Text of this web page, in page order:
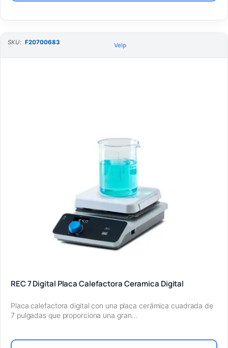
SKU: F20700683 Velp
REC 7 Digital Placa Calefactora Ceramica Digital
Placa calefactora digital con una placa cerámica cuadrada de
7 pulgadas que proporciona una gran…